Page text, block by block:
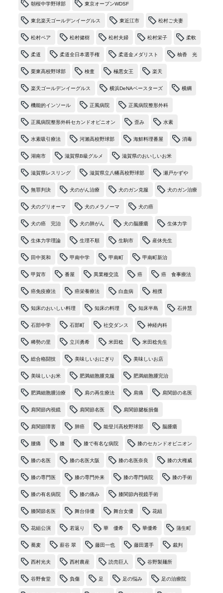
朝桜中学野球部 東京オープンWDSF
東北楽天ゴールデンイーグルス 東近江市 松村ご夫妻
松村ペア 松村健樹 松村夫婦 松村栄子 柔軟
柔道 柔道全日本選手権 柔道金メダリスト 柚香 光
栗東高校野球部 検査 極悪女王 楽天
楽天ゴールデンイーグルス 横浜DeNAベースターズ 横綱
機能的インソール 正風病院 正風病院整形外科
正風病院整形外科セカンドオピニオン 歪み 水素
水素吸引療法 河瀨高校野球部 海鮮料理番屋 消毒
湖南市 滋賀県B級グルメ 滋賀県のおいしいお米
滋賀県レスリング 滋賀県立八幡高校野球部 瀬戸かずや
無罪判決 犬のがん治療 犬のガン克服 犬のガン治療
犬のグリオーマ 犬のメラノーマ 犬の癌
犬の癌 完治 犬の肺がん 犬の脳腫瘍 生体力学
生体力学理論 生理不順 生駒市 産休先生
田中英和 甲南中学 甲南町 甲南町新治
甲賀市 番屋 異業種交流 癌 癌 食事療法
癌免疫療法 癌栄養療法 白血病 相撲
知床のおいしい料理 知床の料理 知床半島 石井慧
石部中学 石部町 社交ダンス 神経内科
稀勢の里 立川勇希 米田稔 米田稔先生
総合格闘技 美味しいおにぎり 美味しいお店
美味しいお米 肥満細胞腫克服 肥満細胞腫完治
肥満細胞腫治療 肩の再生療法 肩痛 肩関節の名医
肩関節内視鏡 肩関節名医 肩関節腱板損傷
肩関節障害 肺癌 能登川高校野球部 脳腫瘍
腰痛 膝 膝で有名な病院 膝のセカンドオピニオン
膝の名医 膝の名医大阪 膝の名医奈良 膝の大権威
膝の専門医 膝の専門外来 膝の専門病院 膝の手術
膝の有名病院 膝の痛み 膝関節内視鏡手術
膝関節名医 舞台俳優 舞台女優 花組
花組公演 若返り 華 優希 華優希 蒲生町
蕎麦 薪谷 翠 藤田一也 藤田選手 裁判
西村光夫 西村農産 読売巨人 谷野製麺所
谷野食堂 負傷 足 足の悩み 足の治療院